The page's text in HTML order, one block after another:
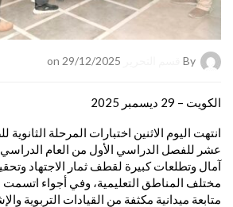
By
الكويت – 29 ديسمبر 2025
انتهت اليوم الاثنين اختبارات المرحلة
آمال وتطلعات كبيرة لقطف ثمار الاجتهاد
مختلف المناطق التعليمية، وفي أجواء اتسمت
متابعة ميدانية مكثفة من القيادات التربوية